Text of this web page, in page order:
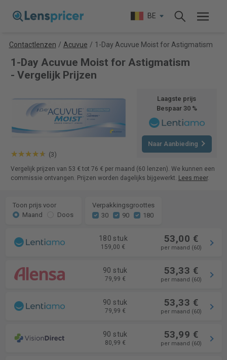
BE
Contactlenzen / Acuvue / 1-Day Acuvue Moist for Astigmatism
1-Day Acuvue Moist for Astigmatism
- Vergelijk Prijzen
(3)
Laagste prijs
Bespaar 30 %
Naar Aanbieding
Vergelijk prijzen van 53 € tot 76 € per maand (60 lenzen). We kunnen een
commissie ontvangen. Prijzen worden dagelijks bijgewerkt. Lees meer.
Toon prijs voor
Maand
Doos
Verpakkingsgroottes
30
90 180
180 stuk
159,00 €
53,00 €
per maand (60)
90 stuk
79,99 €
53,33 €
per maand (60)
90 stuk
79,99 €
53,33 €
per maand (60)
90 stuk
80,99 €
53,99 €
per maand (60)